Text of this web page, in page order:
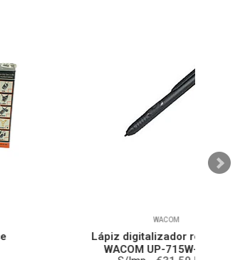
Lápiz digitalizador resistente
WACOM UP-715W-00A-1